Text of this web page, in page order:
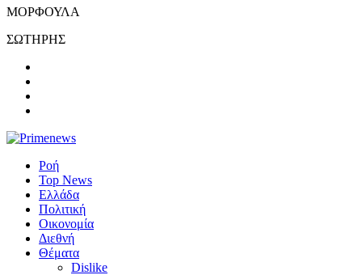
ΜΟΡΦΟΥΛΑ
ΣΩΤΗΡΗΣ
Ροή
Top News
Ελλάδα
Πολιτική
Οικονομία
Διεθνή
Θέματα
Dislike